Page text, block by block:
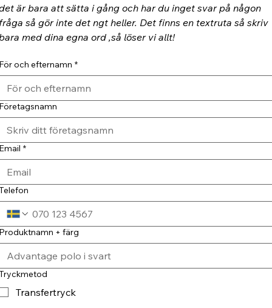
är bara att sätta i gång och har du inget svar på någon
så gör inte det ngt heller. Det finns en textruta så skriv
med dina egna ord ,så löser vi allt!
och efternamn *
*
+ färg
Transfertryck